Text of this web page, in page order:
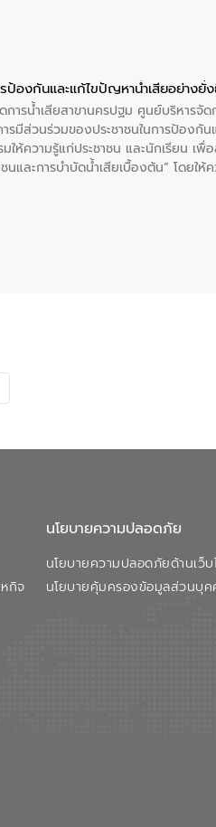
ป้องกันและแก้ไขปัญหาน้ำเสียอย่างยั่
รน้ำเสียสาขานครปฐม ศูนย์บริหารจั
รมีส่วนร่วมของประชาชนในการป้องกั
ความรู้แก่ประชาชน และนักเรียน เพื่
ละการบำบัดน้ำเสียเบื้องต้น” โดยให้
ดน้ำเสียเบื้องต้นในครัวเรือน ณ เทศบ
กิจ
นโยบายความปลอดภัย
นโยบายความปลอดภัยด้านเว็บ
นโยบายคุ้มครองข้อมูลส่วนบุ